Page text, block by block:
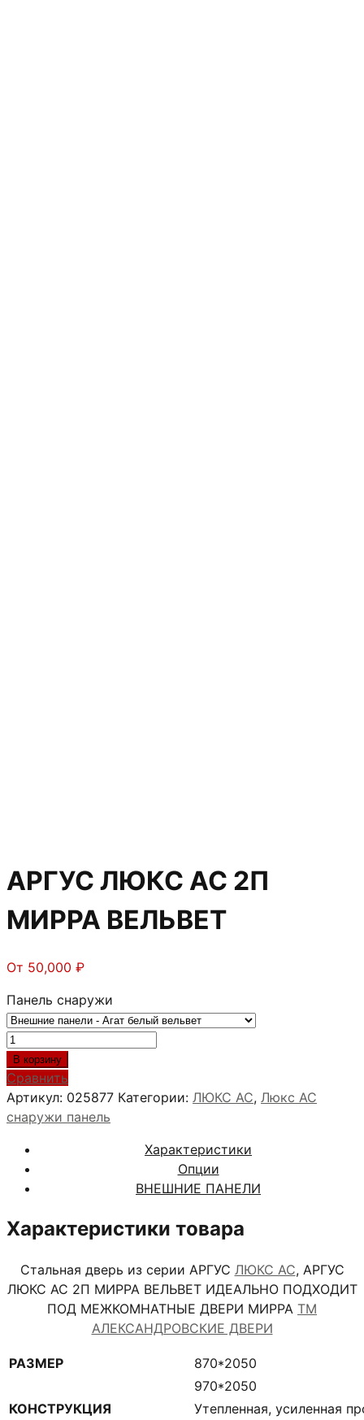
АРГУС ЛЮКС АС 2П
МИРРА ВЕЛЬВЕТ
От 50,000 ₽
Панель снаружи
Количество
товара
АРГУС
ЛЮКС
АС
МИРРА
ВЕЛЬВЕТ
В корзину
Сравнить
Артикул: 025877 Категории: ЛЮКС АС, Люкс АС
снаружи панель
Характеристики
Опции
ВНЕШНИЕ ПАНЕЛИ
Характеристики товара
Стальная дверь из серии АРГУС ЛЮКС АС, АРГУС
ЛЮКС АС 2П МИРРА ВЕЛЬВЕТ ИДЕАЛЬНО ПОДХОДИТ
ПОД МЕЖКОМНАТНЫЕ ДВЕРИ МИРРА ТМ
АЛЕКСАНДРОВСКИЕ ДВЕРИ
РАЗМЕР
870*2050
970*2050
КОНСТРУКЦИЯ
Утепленная, усиленная